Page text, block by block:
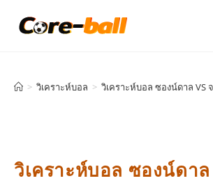
> วิเคราะห์บอล > วิเคราะห์บอล ซองน์ดาล VS
วิเคราะห์บอล ซองน์ดาล